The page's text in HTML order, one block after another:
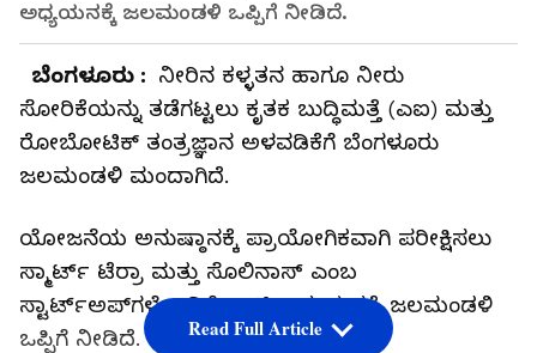
ಅಧ್ಯಯನಕ್ಕೆ ಜಲಮಂಡಳಿ ಒಪ್ಪಿಗೆ ನೀಡಿದೆ.
ಬೆಂಗಳೂರು : ನೀರಿನ ಕಳ್ಳತನ ಹಾಗೂ ನೀರು
ಸೋರಿಕೆಯನ್ನು ತಡೆಗಟ್ಟಲು ಕೃತಕ ಬುದ್ಧಿಮತ್ತೆ (ಎಐ) ಮತ್ತು
ರೋಬೋಟಿಕ್ ತಂತ್ರಜ್ಞಾನ ಅಳವಡಿಕೆಗೆ ಬೆಂಗಳೂರು
ಜಲಮಂಡಳಿ ಮಂದಾಗಿದೆ.
ಯೋಜನೆಯ ಅನುಷ್ಠಾನಕ್ಕೆ ಪ್ರಾಯೋಗಿಕವಾಗಿ ಪರೀಕ್ಷಿಸಲು
ಸ್ಮಾರ್ಟ್ ಟೆರ್ರಾ ಮತ್ತು ಸೊಲಿನಾಸ್ ಎಂಬ
ಸ್ಟಾರ್ಟ್‌ಅಪ್‌ಗಳೊಂದಿಗೆ ಜಂಟಿ ಅಧ್ಯಯನಕ್ಕೆ ಜಲಮಂಡಳಿ
ಒಪ್ಪಿಗೆ ನೀಡಿದೆ.
Read Full Article